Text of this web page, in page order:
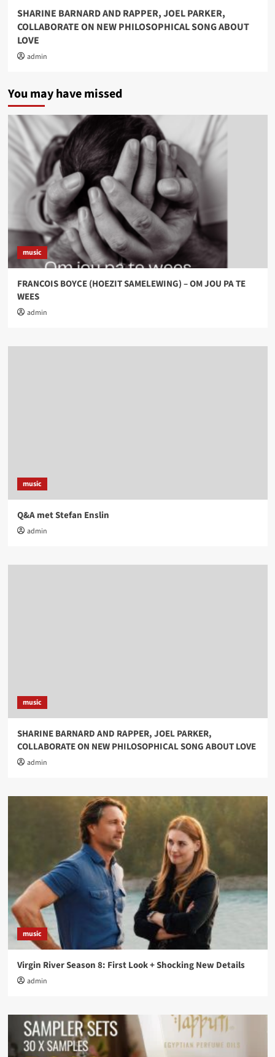
SHARINE BARNARD AND RAPPER, JOEL PARKER,
COLLABORATE ON NEW PHILOSOPHICAL SONG ABOUT
LOVE
admin
You may have missed
music
FRANCOIS BOYCE (HOEZIT SAMELEWING) – OM JOU PA TE
WEES
admin
music
Q&A met Stefan Enslin
admin
music
SHARINE BARNARD AND RAPPER, JOEL PARKER,
COLLABORATE ON NEW PHILOSOPHICAL SONG ABOUT LOVE
admin
music
Virgin River Season 8: First Look + Shocking New Details
admin